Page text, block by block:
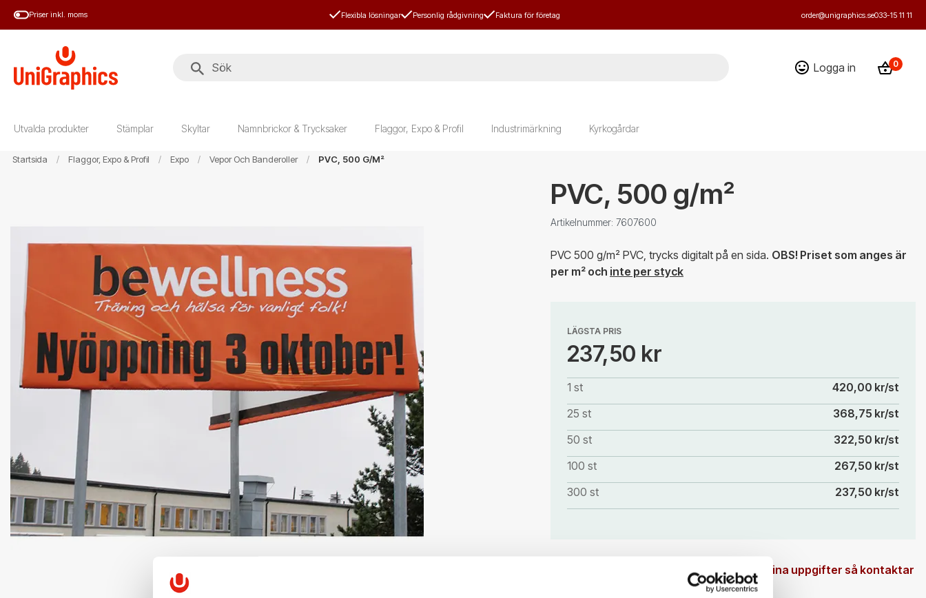
HoppaPriser inkl. moms Flexibla lösningar Personlig rådgivning Faktura för företag order@unigraphics.se033-15 11 11
Logga in 0
Utvalda produkter Stämplar Skyltar Namnbrickor & Trycksaker Flaggor, Expo & Profil Industrimärkning Kyrkogårdar
Startsida Flaggor, Expo & Profil Expo Vepor Och Banderoller PVC, 500 G/m²
PVC, 500 g/m²
Artikelnummer: 7607600
PVC 500 g/m² PVC, trycks digitalt på en sida. OBS! Priset som anges är
per m² och inte per styck
LÄGSTA PRIS
237,50 kr
1 st
420,00 kr/st
25 st
368,75 kr/st
50 st
322,50 kr/st
100 st
267,50 kr/st
300 st
237,50 kr/st
Produkten är en beställningsvara. Ange dina uppgifter så kontaktar